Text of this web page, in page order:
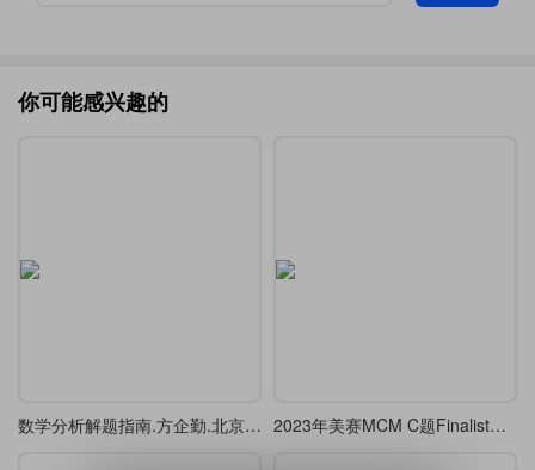
你可能感兴趣的
数学分析解题指南.方企勤.北京大学出版社,2003，排版练习 2023年美赛MCM C题Finalist特等奖提名奖